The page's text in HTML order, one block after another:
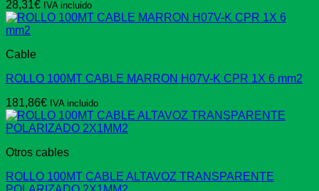
28,31€ IVA incluido
Cable
ROLLO 100MT CABLE MARRON H07V-K CPR 1X 6 mm2
181,86€ IVA incluido
Otros cables
ROLLO 100MT CABLE ALTAVOZ TRANSPARENTE